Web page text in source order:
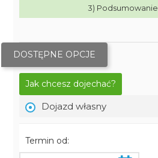
3) Podsumowanie
DOSTĘPNE OPCJE
Jak chcesz dojechać?
Dojazd własny
Termin od: